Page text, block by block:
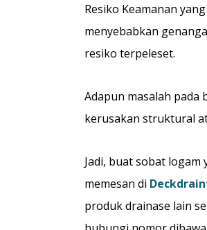
Resiko Keamanan
menyebabkan
resiko terpeleset.
Adapun masalah
kerusakan struktural
Jadi, buat sobat
memesan di
produk drainase lain